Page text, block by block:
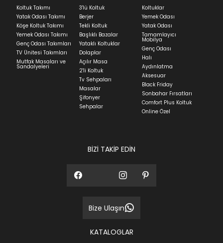
Ev tekstili siparişlerinizin kargoya verilme süresi
ortalama 5-24 iş günüdür.
Yatak siparişlerinizin teslim süresi yaşadığınız şehre
ve ürünün stok durumuna göre ortalama 5-24 iş
günüdür.
Panel ve Döşeme grubu ürün siparişlerinizin teslim
süresi yaşadığınız şehre ve ürünün stok durumuna
göre ortalama 30-45 iş günüdür.
Siparişlerim bölümünden sürecinizi takip edebilirsiniz.
Sıkça Sorulan Sorularbölümünü ziyaret
Koltuk Takımı
Yatak Odası Takımı
Köşe Koltuk Takımı
Yemek Odası Takımı
Genç Odası Takımları
TV Ünitesi Takımları
Mutfak Masaları ve
Sandalyeleri
3'lü Koltuk
Berjer
Tekli Koltuk
Başlıklı Bazalar
Yataklı Koltuklar
Dolaplar
Açılır Masa
2'li Koltuk
Tv Sehpaları
Masalar
Şifonyer
Sehpalar
Koltuklar
Yemek Odası
Yatak Odası
Tamamlayıcı
Mobilya
Genç Odası
Halı
Aydınlatma
Aksesuar
Black Friday
Sonbahar Fırsatları
Comfort Plus Koltuk
Online Özel
BİZİ TAKİP EDİN
Bize Ulaşın
KATALOGLAR